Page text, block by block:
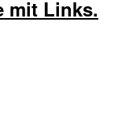
mit Links.